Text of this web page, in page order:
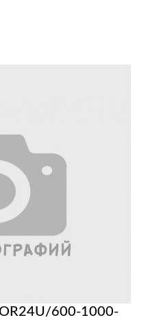
600-1000-